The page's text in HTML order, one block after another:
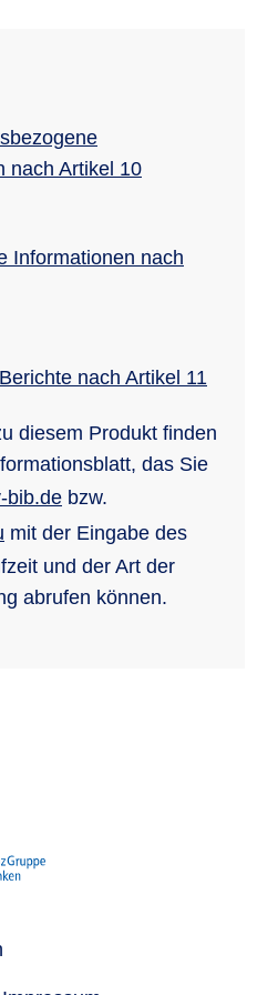
nach Artikel 10
Informationen nach
nach Artikel 11
diesem Produkt finden
das Sie
bib.de bzw.
mit der Eingabe des
und der Art der
abrufen können.